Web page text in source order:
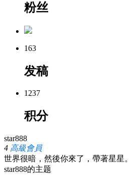
粉丝
163
发稿
1237
积分
star888
4 高級會員
世界很暗，然後你來了，帶著星星。
star888的主题